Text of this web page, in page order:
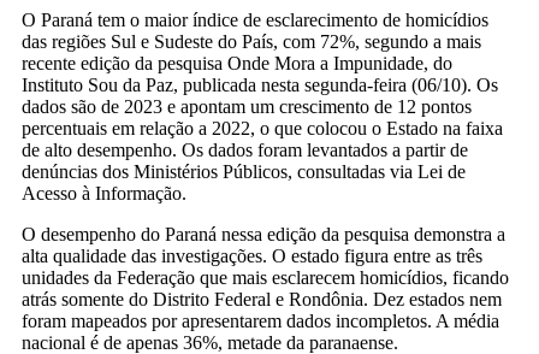
O Paraná tem o maior índice de esclarecimento de homicídios
das regiões Sul e Sudeste do País, com 72%, segundo a mais
recente edição da pesquisa Onde Mora a Impunidade, do
Instituto Sou da Paz, publicada nesta segunda-feira (06/10). Os
dados são de 2023 e apontam um crescimento de 12 pontos
percentuais em relação a 2022, o que colocou o Estado na faixa
de alto desempenho. Os dados foram levantados a partir de
denúncias dos Ministérios Públicos, consultadas via Lei de
Acesso à Informação.
O desempenho do Paraná nessa edição da pesquisa demonstra a
alta qualidade das investigações. O estado figura entre as três
unidades da Federação que mais esclarecem homicídios, ficando
atrás somente do Distrito Federal e Rondônia. Dez estados nem
foram mapeados por apresentarem dados incompletos. A média
nacional é de apenas 36%, metade da paranaense.